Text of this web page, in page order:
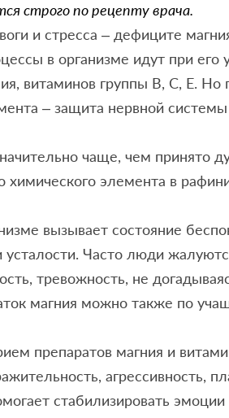
строго по рецепту врача.
и стресса – дефиците
в организме идут при его
витаминов группы В, С, Е. Но
– защита нервной системы
чаще, чем принято
химического элемента в
вызывает состояние
усталости. Часто люди
тревожность, не
магния можно также по
препаратов магния и
агрессивность,
стабилизировать